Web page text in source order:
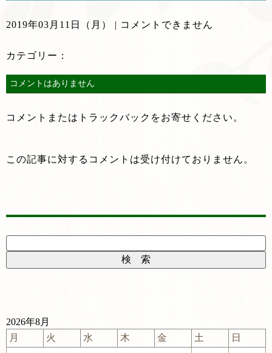
2019年03月11日（月） | コメントできません
カテゴリー：
コメントはありません
コメントまたはトラックバックをお寄せください。
この記事に対するコメントは受け付けておりません。
2026年8月
月
火 水 木 金 土 日